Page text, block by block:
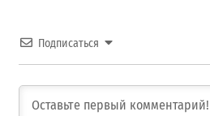
Подписаться